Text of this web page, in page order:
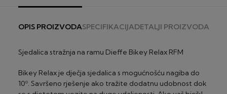
PLAĆANJE KREDITNOM I DEBITNOM KARTICOM
CorvusPay servis za naplatu.
Diners
2-24 rate, minimalni iznos 100 €
za glomaznu robu (čvrsti kajaci i SUP-ovi, bicikli,
za skutere – 75€ po komadu
komadu
za dječje bicikle – 20€ po biciklu
za ostale bicikle – 25€ po biciklu
OPIS PROIZVODASPECIFIKACIJADETALJI PROIZVODA
Sjedalica stražnja na ramu Dieffe Bikey Relax RFM
Bikey Relax je dječja sjedalica s mogućnošću nagiba do
10º. Savršeno rješenje ako tražite dodatnu udobnost dok